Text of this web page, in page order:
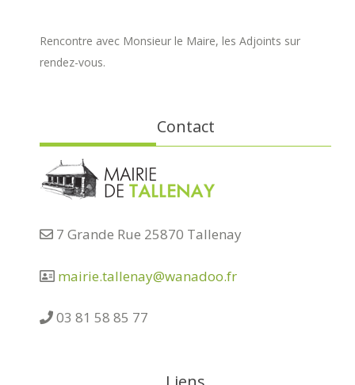
Rencontre avec Monsieur le Maire, les Adjoints sur
rendez-vous.
Contact
7 Grande Rue 25870 Tallenay
mairie.tallenay@wanadoo.fr
03 81 58 85 77